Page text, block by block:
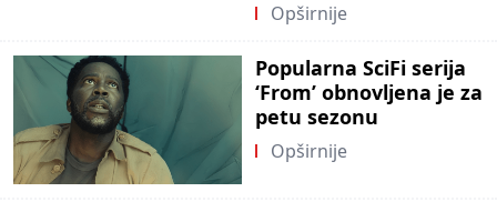
Opširnije
Popularna SciFi serija
‘From’ obnovljena je za
petu sezonu
Opširnije